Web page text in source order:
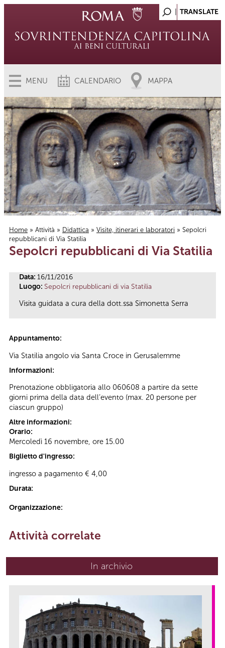
MENU CALENDARIO MAPPA
Tu sei qui
Home » Attività » Didattica » Visite, itinerari e laboratori » Sepolcri
repubblicani di Via Statilia
Sepolcri repubblicani di Via Statilia
Data: 16/11/2016
Luogo: Sepolcri repubblicani di via Statilia
Visita guidata a cura della dott.ssa Simonetta Serra
Appuntamento:
Via Statilia angolo via Santa Croce in Gerusalemme
Informazioni:
Prenotazione obbligatoria allo 060608 a partire da sette
giorni prima della data dell’evento (max. 20 persone per
ciascun gruppo)
Altre informazioni:
Orario:
Mercoledì 16 novembre, ore 15.00
Biglietto d'ingresso:
ingresso a pagamento € 4,00
Durata:
Organizzazione:
Attività correlate
In archivio